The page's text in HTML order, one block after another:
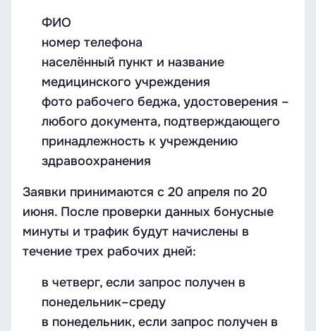
ФИО
номер телефона
населённый пункт и название
медицинского учреждения
фото рабочего беджа, удостоверения –
любого документа, подтверждающего
принадлежность к учреждению
здравоохранения
Заявки принимаются с 20 апреля по 20
июня. После проверки данных бонусные
минуты и трафик будут начислены в
течение трех рабочих дней:
в четверг, если запрос получен в
понедельник–среду
в понедельник, если запрос получен в